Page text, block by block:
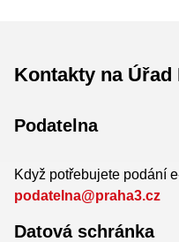
Kontakty na Úřad
Podatelna
Když potřebujete podání
podatelna@praha3.cz
Datová schránka